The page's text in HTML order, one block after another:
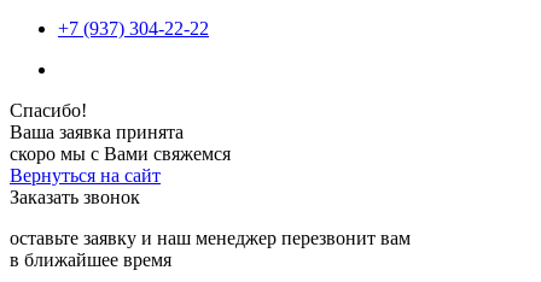
+7 (937) 304-22-22
Спасибо!
Ваша заявка принята
скоро мы с Вами свяжемся
Вернуться на сайт
Заказать звонок
оставьте заявку и наш менеджер перезвонит вам
в ближайшее время